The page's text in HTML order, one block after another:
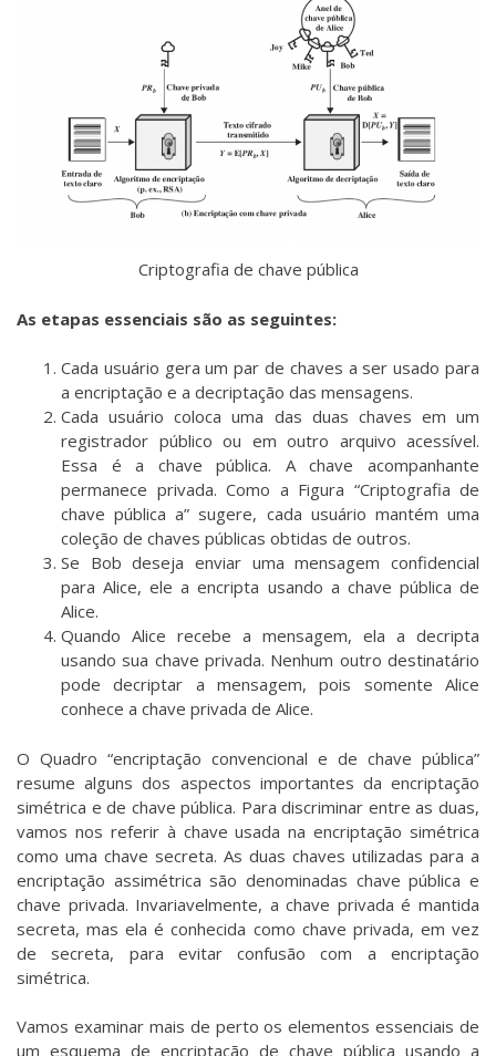
Criptografia de chave pública
As etapas essenciais são as seguintes:
Cada usuário gera um par de chaves a ser usado para
a encriptação e a decriptação das mensagens.
Cada usuário coloca uma das duas chaves em um
registrador público ou em outro arquivo acessível.
Essa é a chave pública. A chave acompanhante
permanece privada. Como a Figura “Criptografia de
chave pública a” sugere, cada usuário mantém uma
coleção de chaves públicas obtidas de outros.
Se Bob deseja enviar uma mensagem confidencial
para Alice, ele a encripta usando a chave pública de
Alice.
Quando Alice recebe a mensagem, ela a decripta
usando sua chave privada. Nenhum outro destinatário
pode decriptar a mensagem, pois somente Alice
conhece a chave privada de Alice.
O Quadro “encriptação convencional e de chave pública”
resume alguns dos aspectos importantes da encriptação
simétrica e de chave pública. Para discriminar entre as duas,
vamos nos referir à chave usada na encriptação simétrica
como uma chave secreta. As duas chaves utilizadas para a
encriptação assimétrica são denominadas chave pública e
chave privada. Invariavelmente, a chave privada é mantida
secreta, mas ela é conhecida como chave privada, em vez
de secreta, para evitar confusão com a encriptação
simétrica.
Vamos examinar mais de perto os elementos essenciais de
um esquema de encriptação de chave pública usando a